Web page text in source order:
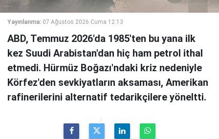
Yayınlanma: 07 Ağustos 2026 Cuma 12:13
ABD, Temmuz 2026'da 1985'ten bu yana ilk
kez Suudi Arabistan'dan hiç ham petrol ithal
etmedi. Hürmüz Boğazı'ndaki kriz nedeniyle
Körfez'den sevkiyatların aksaması, Amerikan
rafinerilerini alternatif tedarikçilere yöneltti.